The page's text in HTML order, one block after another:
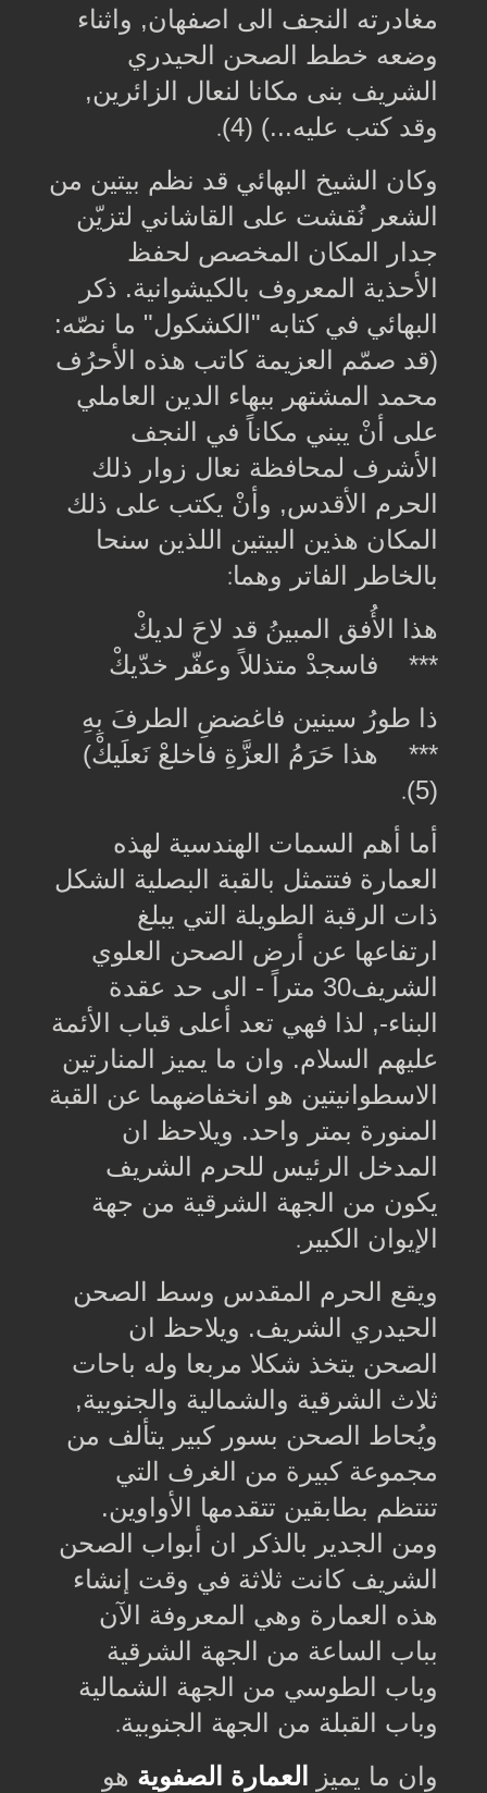
مغادرته النجف الى اصفهان, واثناء
وضعه خطط الصحن الحيدري
الشريف بنى مكانا لنعال الزائرين,
وقد كتب عليه...) (4)
.
وكان الشيخ البهائي قد نظم بيتين من
الشعر نُقشت على القاشاني لتزيّن
جدار المكان المخصص لحفظ
الأحذية المعروف بالكيشوانية. ذكر
البهائي في كتابه "الكشكول" ما نصّه:
(قد صمّم العزيمة كاتب هذه الأحرُف
محمد المشتهر ببهاء الدين العاملي
على أنْ يبني مكاناً في النجف
الأشرف لمحافظة نعال زوار ذلك
الحرم الأقدس, وأنْ يكتب على ذلك
المكان هذين البيتين اللذين سنحا
بالخاطر الفاتر وهما:
هذا الأُفق المبينُ قد لاحَ لديكْ
*** فاسجدْ متذللاً وعفّر خدّيكْ
ذا طورُ سينين فاغضضِ الطرفَ بِهِ
*** هذا حَرَمُ العزَّةِ فاخلعْ نَعلَيكْ)
(5)
.
أما أهم السمات الهندسية لهذه
العمارة فتتمثل بالقبة البصلية الشكل
ذات الرقبة الطويلة التي يبلغ
ارتفاعها عن أرض الصحن العلوي
الشريف30 متراً - الى حد عقدة
البناء-, لذا فهي تعد أعلى قباب الأئمة
عليهم السلام. وان ما يميز المنارتين
الاسطوانيتين هو انخفاضهما عن القبة
المنورة بمتر واحد. ويلاحظ ان
المدخل الرئيس للحرم الشريف
يكون من الجهة الشرقية من جهة
الإيوان الكبير .
ويقع الحرم المقدس وسط الصحن
الحيدري الشريف. ويلاحظ ان
الصحن يتخذ شكلا مربعا وله باحات
ثلاث الشرقية والشمالية والجنوبية,
ويُحاط الصحن بسور كبير يتألف من
مجموعة كبيرة من الغرف التي
تنتظم بطابقين تتقدمها الأواوين.
ومن الجدير بالذكر ان أبواب الصحن
الشريف كانت ثلاثة في وقت إنشاء
هذه العمارة وهي المعروفة الآن
بباب الساعة من الجهة الشرقية
وباب الطوسي من الجهة الشمالية
وباب القبلة من الجهة الجنوبية.
وان ما يميز العمارة الصفوية هو